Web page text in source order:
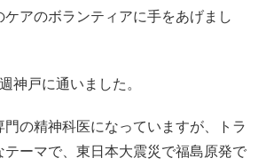
ケアのボランティアに手をあげまし
神戸に通いました。
の精神科医になっていますが、トラ
テーマで、東日本大震災で福島原発で